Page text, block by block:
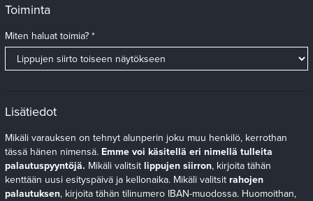
Toiminta
Miten haluat toimia? *
Lisätiedot
Mikäli varauksen on tehnyt alunperin joku muu henkilö, kerrothan
tässä hänen nimensä. Emme voi käsitellä eri nimellä tulleita
palautuspyyntöjä. Mikäli valitsit lippujen siirron, kirjoita tähän
kenttään uusi esityspäivä ja kellonaika. Mikäli valitsit rahojen
palautuksen, kirjoita tähän tilinumero IBAN-muodossa. Huomoithan,